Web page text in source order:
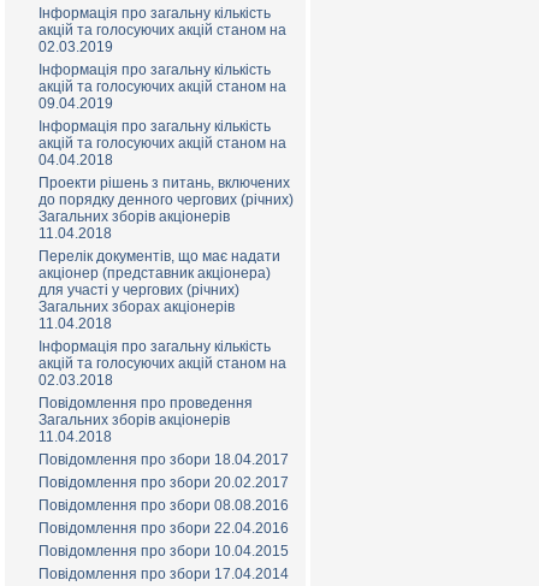
Інформація про загальну кількість
акцій та голосуючих акцій станом на
02.03.2019
Інформація про загальну кількість
акцій та голосуючих акцій станом на
09.04.2019
Інформація про загальну кількість
акцій та голосуючих акцій станом на
04.04.2018
Проекти рішень з питань, включених
до порядку денного чергових (річних)
Загальних зборів акціонерів
11.04.2018
Перелік документів, що має надати
акціонер (представник акціонера)
для участі у чергових (річних)
Загальних зборах акціонерів
11.04.2018
Інформація про загальну кількість
акцій та голосуючих акцій станом на
02.03.2018
Повідомлення про проведення
Загальних зборів акціонерів
11.04.2018
Повідомлення про збори 18.04.2017
Повідомлення про збори 20.02.2017
Повідомлення про збори 08.08.2016
Повідомлення про збори 22.04.2016
Повідомлення про збори 10.04.2015
Повідомлення про збори 17.04.2014